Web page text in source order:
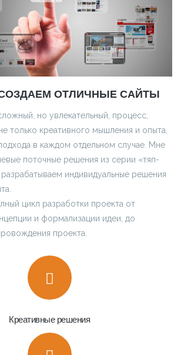
ОТЛИЧНЫЕ САЙТЫ
но увлекательный, процесс,
только креативного мышления и опыта,
в каждом отдельном случае. Мне
поточные решения из серии «тяп-
индивидуальные решения
цикл разработки проекта от
и формализации идеи, до
проекта.
Креативные решения